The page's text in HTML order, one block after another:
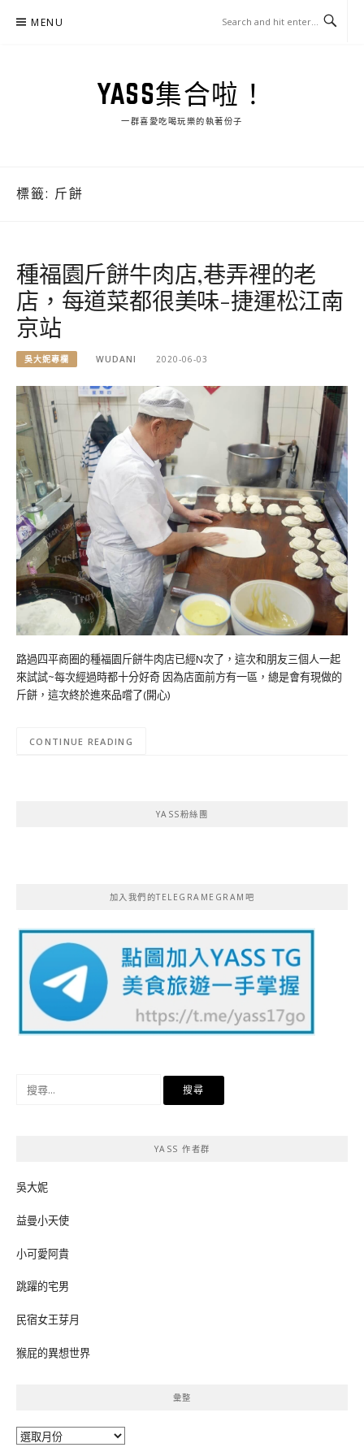
MENU
YASS集合啦！
一群喜愛吃喝玩樂的執著份子
標籤: 斤餅
種福園斤餅牛肉店,巷弄裡的老
店，每道菜都很美味-捷運松江南
京站
吳大妮專欄 WUDANI 2020-06-03
路過四平商圈的種福園斤餅牛肉店已經N次了，這次和朋友三個人一起
來試試~每次經過時都十分好奇 因為店面前方有一區，總是會有現做的
斤餅，這次終於進來品嚐了(開心)
CONTINUE READING
YASS粉絲團
加入我們的TELEGRAMEGRAM吧
YASS 作者群
吳大妮
益曼小天使
小可愛阿貴
跳躍的宅男
民宿女王芽月
猴屁的異想世界
彙整
彙